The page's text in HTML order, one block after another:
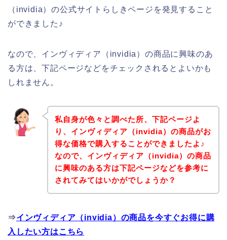
（invidia）の公式サイトらしきページを発見すること
ができました♪
なので、インヴィディア（invidia）の商品に興味のあ
る方は、下記ページなどをチェックされるとよいかも
しれません。
私自身が色々と調べた所、下記ページよ
り、インヴィディア（invidia）の商品がお
得な価格で購入することができましたよ♪
なので、インヴィディア（invidia）の商品
に興味のある方は下記ページなどを参考に
されてみてはいかがでしょうか？
⇒インヴィディア（invidia）の商品を今すぐお得に購
入したい方はこちら